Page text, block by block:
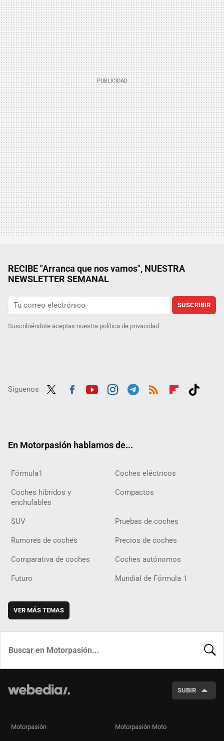
RECIBE "Arranca que nos vamos", NUESTRA
NEWSLETTER SEMANAL
SUSCRIBIR
Suscribiéndote aceptas nuestra política de privacidad
Síguenos
En Motorpasión hablamos de...
Fórmula1 Coches eléctricos
Coches híbridos y
enchufables
Compactos
SUV Pruebas de coches
Rumores de coches Precios de coches
Comparativa de coches Coches autónomos
Futuro Mundial de Fórmula 1
VER MÁS TEMAS
SUBIR
Motorpasión Motorpasión Moto